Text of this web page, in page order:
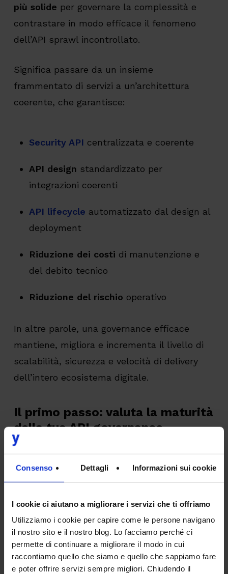
Consenso Dettagli Informazioni sui cookie
I cookie ci aiutano a migliorare i servizi che ti offriamo
Utilizziamo i cookie per capire come le persone navigano
il nostro sito e il nostro blog. Lo facciamo perché ci
permette di continuare a migliorare il modo in cui
raccontiamo quello che siamo e quello che sappiamo fare
e poter offrire servizi sempre migliori. Chiudendo il
più solide per governare la complessità e
contrastare in modo efficace il fenomeno
dell’API sprawl incontrollato.
Significa passare da un insieme
frammentato di servizi a un’architettura
coerente, che garantisce:
Security API centralizzata e coerente
API design standardizzato per
integrazioni coerenti
API lifecycle automatizzato dal design al
deployment
Riduzione dei costi di manutenzione e
del debito tecnico
Riduzione del rischio operativo
In altre parole, una governance efficace
mantiene, migliora e incrementa il livello di
scalabilità, sicurezza e velocità di delivery
dell’intero ecosistema digitale.
Il primo passo: valuta la maturità
della tua API governance
Molte organizzazioni non hanno una visione
chiara del propriolivello di maturità in
nasce il rischio maggiore: non sapere a che
punto si è, o non avere una idea chiara e
pianificata delle aree di intervento, significa
non comprendere cosa stia realmente
rallentando l’architettura.